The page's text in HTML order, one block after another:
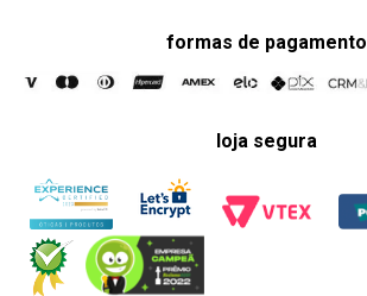
formas de pagamento
loja segura